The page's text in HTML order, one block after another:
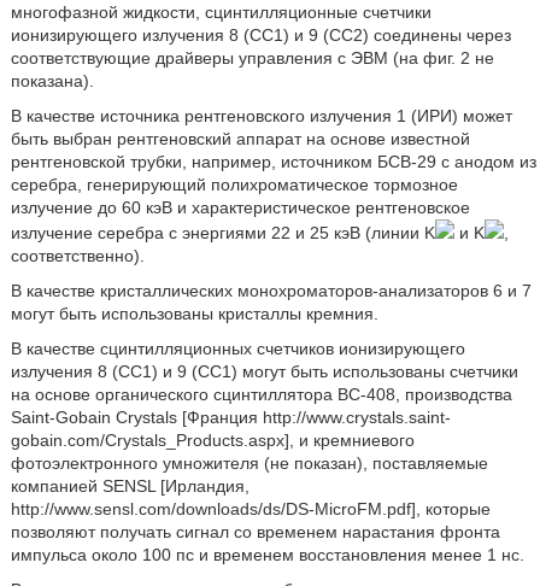
многофазной жидкости, сцинтилляционные счетчики
ионизирующего излучения 8 (СС1) и 9 (СС2) соединены через
соответствующие драйверы управления с ЭВМ (на фиг. 2 не
показана).
В качестве источника рентгеновского излучения 1 (ИРИ) может
быть выбран рентгеновский аппарат на основе известной
рентгеновской трубки, например, источником БСВ-29 с анодом из
серебра, генерирующий полихроматическое тормозное
излучение до 60 кэВ и характеристическое рентгеновское
излучение серебра с энергиями 22 и 25 кэВ (линии K
и K
,
соответственно).
В качестве кристаллических монохроматоров-анализаторов 6 и 7
могут быть использованы кристаллы кремния.
В качестве сцинтилляционных счетчиков ионизирующего
излучения 8 (СС1) и 9 (СС1) могут быть использованы счетчики
на основе органического сцинтиллятора BC-408, производства
Saint-Gobain Crystals [Франция http://www.crystals.saint-
gobain.com/Crystals_Products.aspx], и кремниевого
фотоэлектронного умножителя (не показан), поставляемые
компанией SENSL [Ирландия,
http://www.sensl.com/downloads/ds/DS-MicroFM.pdf], которые
позволяют получать сигнал со временем нарастания фронта
импульса около 100 пс и временем восстановления менее 1 нс.